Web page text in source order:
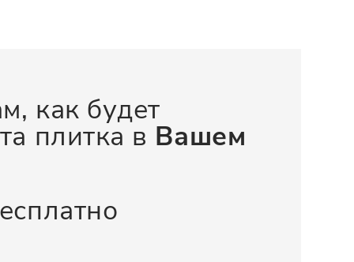
как будет
плитка в Вашем